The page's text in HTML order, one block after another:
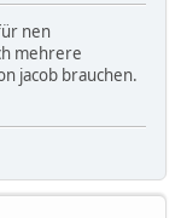
nen
mehrere
jacob brauchen.